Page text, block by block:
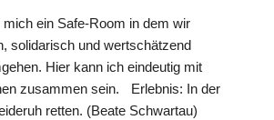
mich ein Safe-Room in dem wir
solidarisch und wertschätzend
Hier kann ich eindeutig mit
zusammen sein. Erlebnis: In der
retten. (Beate Schwartau)